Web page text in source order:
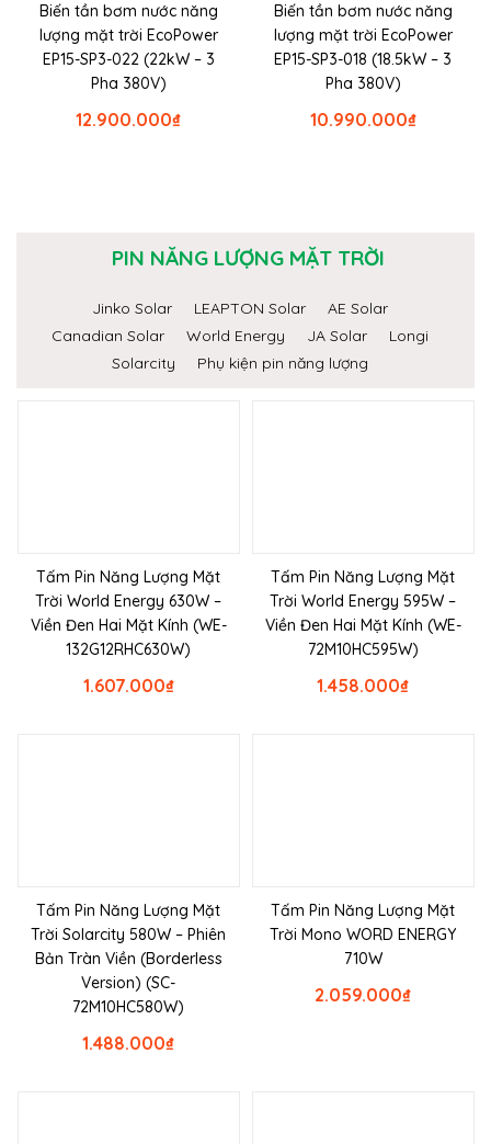
Biến tần bơm nước năng
lượng mặt trời EcoPower
EP15-SP3-022 (22kW – 3
Pha 380V)
₫
12.900.000
Biến tần bơm nước năng
lượng mặt trời EcoPower
EP15-SP3-018 (18.5kW – 3
Pha 380V)
₫
10.990.000
PIN NĂNG LƯỢNG MẶT TRỜI
Jinko Solar LEAPTON Solar
AE Solar
Canadian Solar
World Energy JA Solar
Longi
Solarcity
Phụ kiện pin năng lượng
Tấm Pin Năng Lượng Mặt
Trời World Energy 630W –
Viền Đen Hai Mặt Kính (WE-
132G12RHC630W)
₫
1.607.000
Tấm Pin Năng Lượng Mặt
Trời World Energy 595W –
Viền Đen Hai Mặt Kính (WE-
72M10HC595W)
₫
1.458.000
Tấm Pin Năng Lượng Mặt
Trời Solarcity 580W – Phiên
Bản Tràn Viền (Borderless
Version) (SC-
72M10HC580W)
₫
1.488.000
Tấm Pin Năng Lượng Mặt
Trời Mono WORD ENERGY
710W
₫
2.059.000